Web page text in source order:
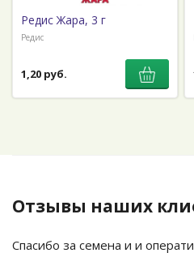
Редис Жара, 3 г
Редис
1,20 руб.
Отзывы наших
Спасибо за семена и и